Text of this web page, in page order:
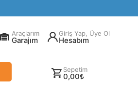
Araçlarım
Garajım
Giriş Yap, Üye Ol
Hesabım
Sepetim
0,00₺